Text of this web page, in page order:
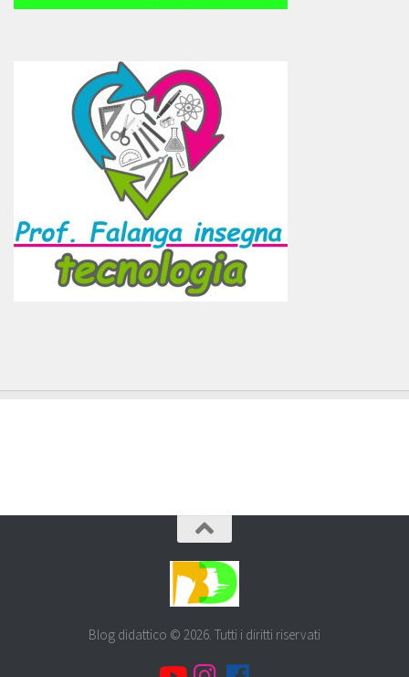
Blog didattico © 2026. Tutti i diritti riservati